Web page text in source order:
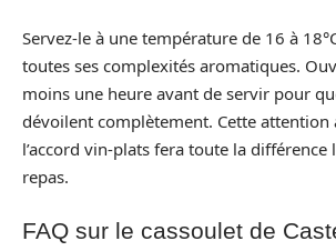
Servez-le à une température de 16 à
toutes ses complexités aromatiques.
moins une heure avant de servir pour
dévoilent complètement. Cette attention
l’accord vin-plats fera toute la différence
repas.
FAQ sur le cassoulet de